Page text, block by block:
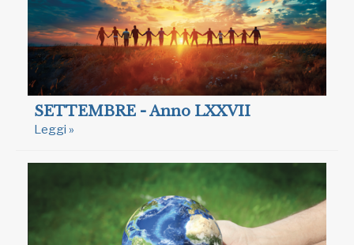
SETTEMBRE - Anno LXXVII
Leggi »